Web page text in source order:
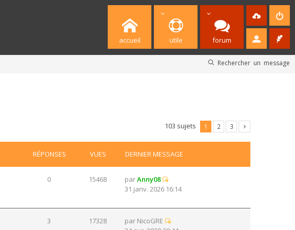
accueil utile forum
Rechercher un message
103 sujets 1 2 3
RÉPONSES VUES DERNIER MESSAGE
0 15468 parAnny08
31 janv. 2026 16:14
3 17328 par NicoGRE